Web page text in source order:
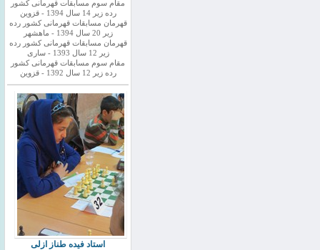
مقام سوم مسابقات قهرمانی کشور
رده زیر 14 سال 1394 - قزوین
قهرمان مسابقات قهرمانی کشور رده
زیر 20 سال 1394 - ماهشهر
قهرمان مسابقات قهرمانی کشور رده
زیر 12 سال 1393 - ساری
مقام سوم مسابقات قهرمانی کشور
رده زیر 12 سال 1392 - قزوین
استاد فیده طناز ازلی